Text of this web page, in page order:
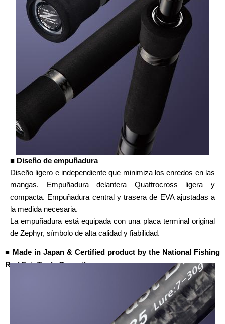
■ Diseño de empuñadura
Diseño ligero e independiente que minimiza los enredos en las
mangas. Empuñadura delantera Quattrocross ligera y
compacta. Empuñadura central y trasera de EVA ajustadas a
la medida necesaria.
La empuñadura está equipada con una placa terminal original
de Zephyr, símbolo de alta calidad y fiabilidad.
■ Made in Japan & Certified product by the National Fishing
Rod Fair Trade Council